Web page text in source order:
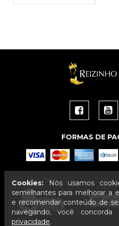
FORMAS DE
Segurança
Layout
Cookies:Nós usamos
semelhantes para melhorar a
e recomendar conteúdo de
navegando, você
privacidade.